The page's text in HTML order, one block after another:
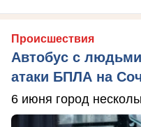
Происшествия
Автобус с
атаки БПЛА на
6 июня город